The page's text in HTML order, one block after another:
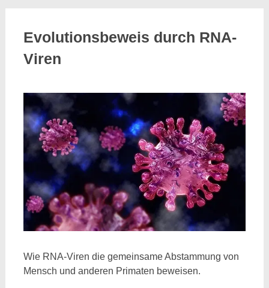
Evolutionsbeweis durch RNA-
Viren
Wie RNA-Viren die gemeinsame Abstammung von
Mensch und anderen Primaten beweisen.